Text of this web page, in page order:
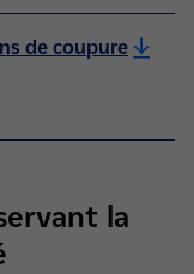
de coupure
la